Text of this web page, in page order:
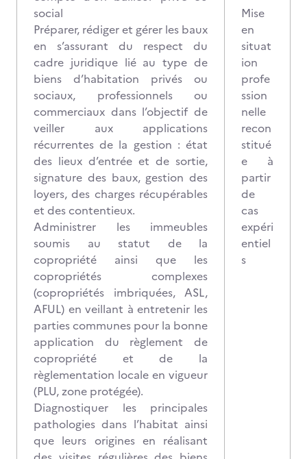
social
Préparer, rédiger et gérer les baux
en s’assurant du respect du
cadre juridique lié au type de
biens d’habitation privés ou
sociaux, professionnels ou
commerciaux dans l’objectif de
veiller aux applications
récurrentes de la gestion : état
des lieux d’entrée et de sortie,
signature des baux, gestion des
loyers, des charges récupérables
et des contentieux.
Administrer les immeubles
soumis au statut de la
copropriété ainsi que les
copropriétés complexes
(copropriétés imbriquées, ASL,
AFUL) en veillant à entretenir les
parties communes pour la bonne
application du règlement de
copropriété et de la
règlementation locale en vigueur
(PLU, zone protégée).
Diagnostiquer les principales
pathologies dans l’habitat ainsi
que leurs origines en réalisant
Mise
en
situat
ion
profe
ssion
nelle
recon
stitué
e à
partir
de
cas
expéri
entiel
s